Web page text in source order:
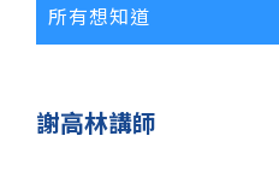
所有想知道
謝高林講師